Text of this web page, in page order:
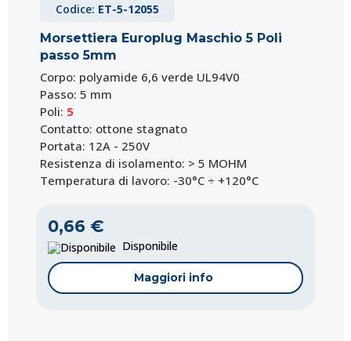
Codice: ET-5-12055
Morsettiera Europlug Maschio 5 Poli
passo 5mm
Corpo: polyamide 6,6 verde UL94V0
Passo: 5 mm
Poli: 5
Contatto: ottone stagnato
Portata: 12A - 250V
Resistenza di isolamento: > 5 MOHM
Temperatura di lavoro: -30°C ÷ +120°C
0,66 €
Disponibile
Maggiori info